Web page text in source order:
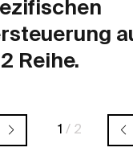
Reihe.
1 / 2